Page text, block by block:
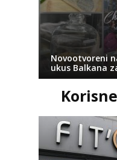
Novootvoreni
ukus Balkana